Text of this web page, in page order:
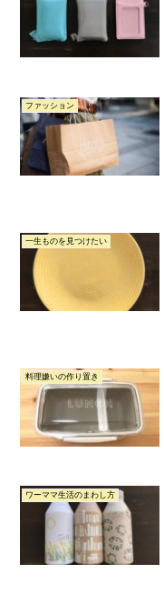
ファッション
一生ものを見つけたい
料理嫌いの作り置き
ワーママ生活のまわし方